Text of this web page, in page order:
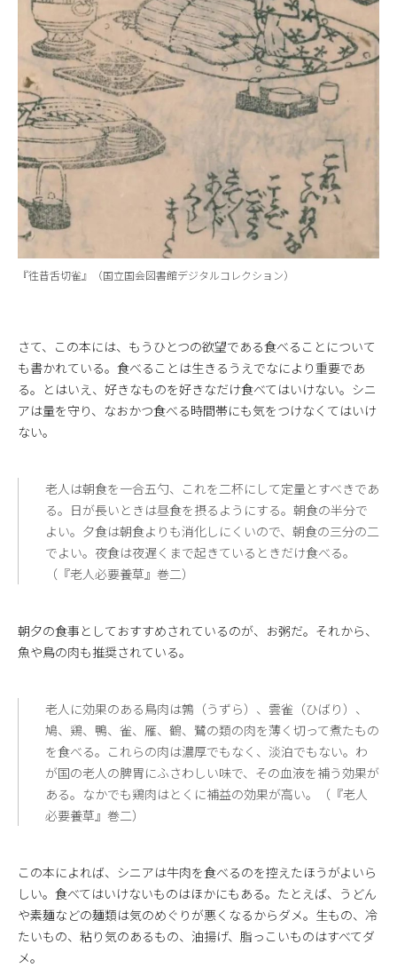
『徃昔舌切雀』（国立国会図書館デジタルコレクション）
さて、この本には、もうひとつの欲望である食べることについて
も書かれている。食べることは生きるうえでなにより重要であ
る。とはいえ、好きなものを好きなだけ食べてはいけない。シニ
アは量を守り、なおかつ食べる時間帯にも気をつけなくてはいけ
ない。
老人は朝食を一合五勺、これを二杯にして定量とすべきであ
る。日が長いときは昼食を摂るようにする。朝食の半分で
よい。夕食は朝食よりも消化しにくいので、朝食の三分の二
でよい。夜食は夜遅くまで起きているときだけ食べる。
（『老人必要養草』巻二）
朝夕の食事としておすすめされているのが、お粥だ。それから、
魚や鳥の肉も推奨されている。
老人に効果のある鳥肉は鶉（うずら）、雲雀（ひばり）、
鳩、鶏、鴨、雀、雁、鶴、鷺の類の肉を薄く切って煮たもの
を食べる。これらの肉は濃厚でもなく、淡泊でもない。わ
が国の老人の脾胃にふさわしい味で、その血液を補う効果が
ある。なかでも鶏肉はとくに補益の効果が高い。（『老人
必要養草』巻二）
この本によれば、シニアは牛肉を食べるのを控えたほうがよいら
しい。食べてはいけないものはほかにもある。たとえば、うどん
や素麺などの麺類は気のめぐりが悪くなるからダメ。生もの、冷
たいもの、粘り気のあるもの、油揚げ、脂っこいものはすべてダ
メ。